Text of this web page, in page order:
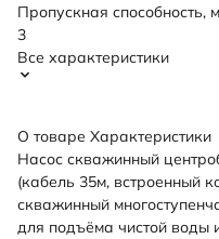
Пропускная способность,
3
Все характеристики
О товаре Характеристики
Насос скважинный
(кабель 35м, встроенный
скважинный
для подъёма чистой воды